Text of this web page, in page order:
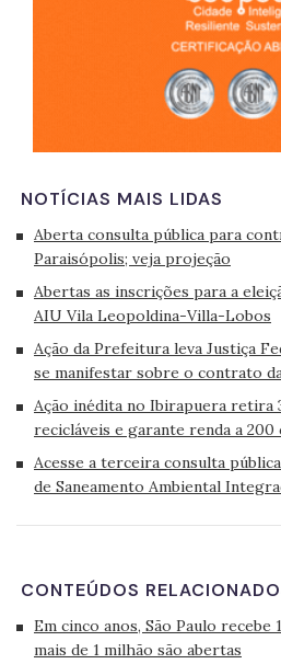
NOTÍCIAS MAIS LIDAS
Aberta consulta pública para
Paraisópolis; veja projeção
Abertas as inscrições para a
AIU Vila Leopoldina-Villa-Lobos
Ação da Prefeitura leva Justiça
se manifestar sobre o contrato
Ação inédita no Ibirapuera retira
recicláveis e garante renda a 200
Acesse a terceira consulta
de Saneamento Ambiental
CONTEÚDOS
Em cinco anos, São Paulo
mais de 1 milhão são abertas